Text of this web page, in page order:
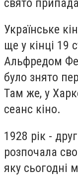
Українське
ще у кінці 19
Альфредом
було знято
Там же, у
сеанс кіно.
1928 рік -
розпочала
яку сьогодні